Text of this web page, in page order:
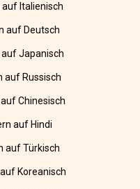
auf Italienisch
auf Deutsch
Japanisch
auf Russisch
Chinesisch
auf Hindi
auf Türkisch
Koreanisch